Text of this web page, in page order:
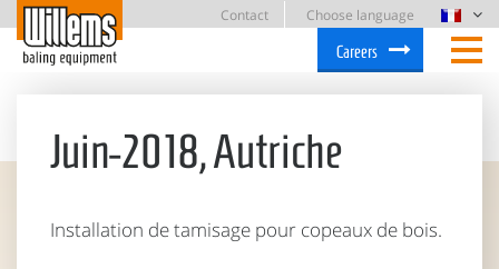
Contact
Choose language
Careers
Juin-2018, Autriche
Installation de tamisage pour copeaux de bois.